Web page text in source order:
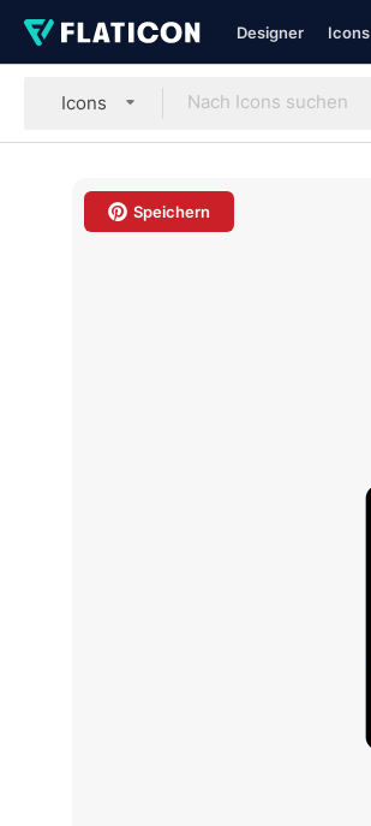
Designer Icons
Icons
Speichern